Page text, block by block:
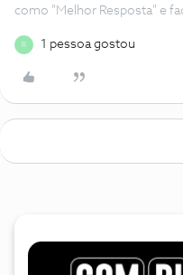
como "Melhor Resposta" e
R 1 pessoa gostou